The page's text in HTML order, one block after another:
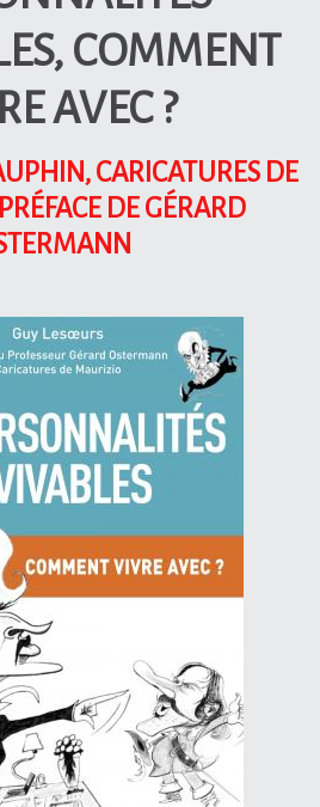
COMMENT
AVEC ?
CARICATURES DE
DE GÉRARD